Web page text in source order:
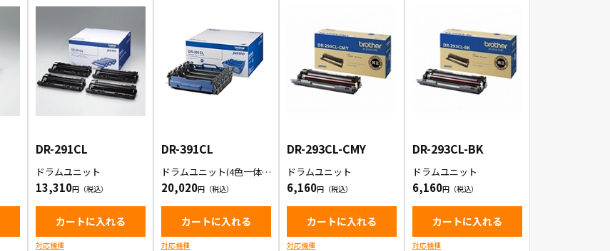
DR-291CL
ドラムユニット
13,310
カートに入れる
対応機種
DR-391CL
ドラムユニット(4色一体
型)
20,020
カートに入れる
対応機種
DR-293CL-CMY
ドラムユニット
6,160
カートに入れる
対応機種
DR-293CL-BK
ドラムユニット
6,160
カートに入れる
対応機種